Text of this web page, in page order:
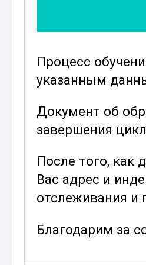
Важной частью
клиентов. Вы
знание поможет
бизнес в мясной
новые
В течение курса
практике.
помогут вам
уже сегодня!
Процесс
указанным
Документ об
завершения
После того, как
Вас адрес и
отслеживания и
Благодарим за